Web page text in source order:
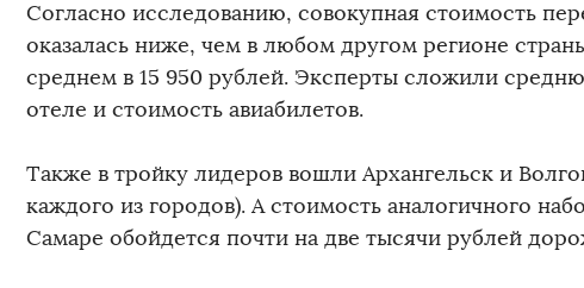
Согласно исследованию, совокупная стоимость
оказалась ниже, чем в любом другом регионе
среднем в 15 950 рублей. Эксперты сложили
отеле и стоимость авиабилетов.
Также в тройку лидеров вошли Архангельск и
каждого из городов). А стоимость аналогичного
Самаре обойдется почти на две тысячи рублей